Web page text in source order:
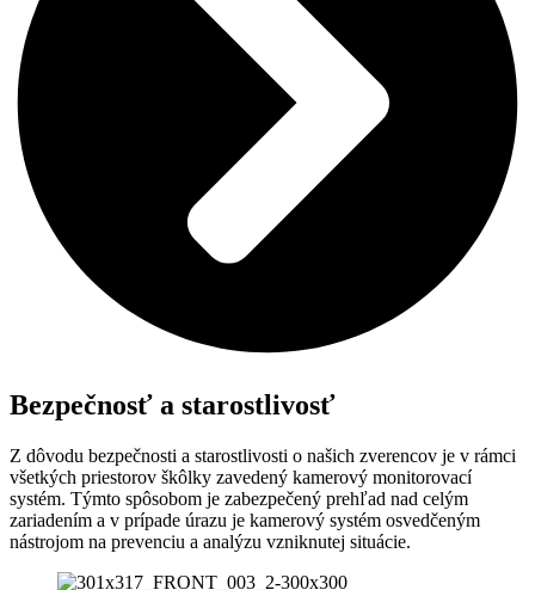
Bezpečnosť a starostlivosť
Z dôvodu bezpečnosti a starostlivosti o našich zverencov je v rámci
všetkých priestorov škôlky zavedený kamerový monitorovací
systém. Týmto spôsobom je zabezpečený prehľad nad celým
zariadením a v prípade úrazu je kamerový systém osvedčeným
nástrojom na prevenciu a analýzu vzniknutej situácie.